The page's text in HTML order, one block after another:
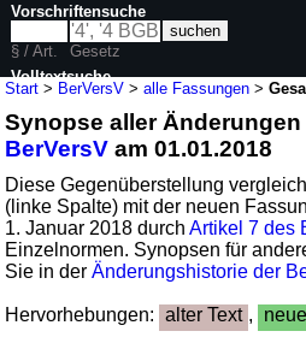
Start > BerVersV >alle Fassungen >
Synopse aller Änderungen
BerVersV am 01.01.2018
Diese Gegenüberstellung
(linke Spalte) mit der neuen
1. Januar 2018 durchArtikel 7 des
Einzelnormen. Synopsen für
Sie in derÄnderungshistorie der
Hervorhebungen: alter Text ,
Vorschriftensuche
§ / Art.
Gesetz
Volltextsuche
nur in BerVersV